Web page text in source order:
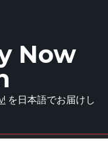
Now
を日本語でお届けし